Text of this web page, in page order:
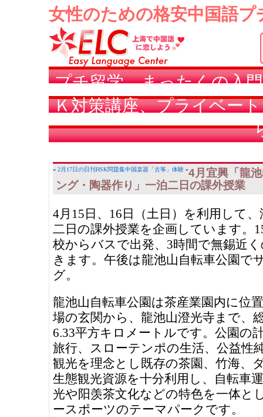
女性のための格安中国語
プチ留学、まったくの入
Ｋ対策講座、プライベー
« 2月17日の日刊HSK問題集中国楽器「古筝」体験»4月宜興「龍
ング・陶器作り」一泊二日の課外授業
4月15日、16日（土日）を利用して
二日の課外授業を企画しています。
校からバスで出発、3時間で無錫近
きます。午後は龍池山自転車公園で
グ。
龍池山自転車公園は茶産業園内に位
場の玄関から、龍池山澄光寺まで、
6.33平方キロメートルです。公園の
旅行、スローテンポの生活、公益性
観光を理念とし既存の茶園、竹海、
生態観光資源を十分利用し、自転車
光や阳羡茶文化などの特色を一体と
ースポーツのテーマパークです。